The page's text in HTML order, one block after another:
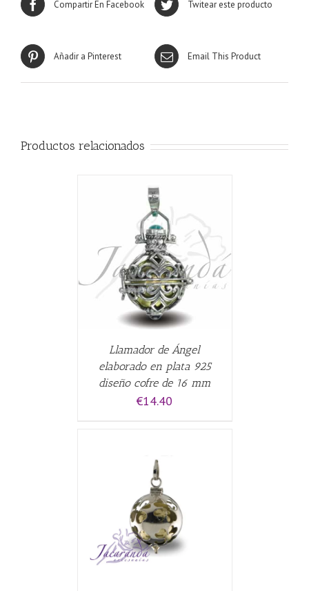
Compartir En Facebook Twitear este producto
Añadir a Pinterest Email This Product
Productos relacionados
Llamador de Ángel
elaborado en plata 925
diseño cofre de 16 mm
€14.40